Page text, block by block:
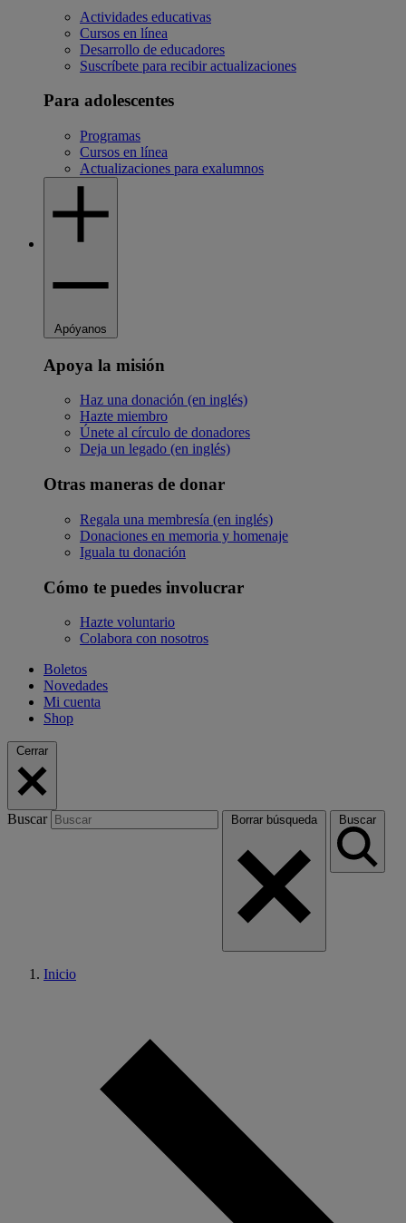
Actividades educativas
Cursos en línea
Desarrollo de educadores
Suscríbete para recibir actualizaciones
Para adolescentes
Programas
Cursos en línea
Actualizaciones para exalumnos
Apóyanos
Apoya la misión
Haz una donación (en inglés)
Hazte miembro
Únete al círculo de donadores
Deja un legado (en inglés)
Otras maneras de donar
Regala una membresía (en inglés)
Donaciones en memoria y homenaje
Iguala tu donación
Cómo te puedes involucrar
Hazte voluntario
Colabora con nosotros
Boletos
Novedades
Mi cuenta
Shop
Cerrar
Buscar Borrar búsqueda Buscar
Inicio